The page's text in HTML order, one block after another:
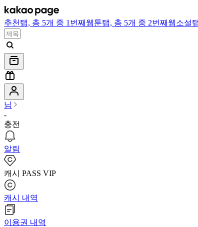
추천 탭, 총 5개 중 1번째 웹툰탭, 총 5개 중 2번째 웹소설
님
-
충전
알림
캐시 PASS VIP
캐시 내역
이용권 내역